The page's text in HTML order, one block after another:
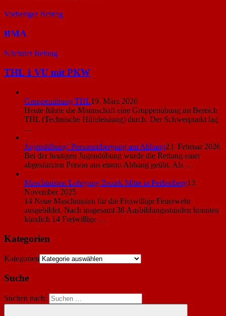
Vorheriger Beitrag
BMA
Nächster Beitrag
THL 1 VU mit PKW
Gruppenübung THL19. März 2026
Heute führte die Mannschaft eine Gruppenübung im Bereich
THL (Technische Hilfeleistung) durch. Der Schwerpunkt lag
…
Jugendübung: Personenbergung am Abhang23. Februar 2026
Bei der heutigen Jugendübung wurde die Rettung einer
abgestürzten Person aus einem Abhang geübt. Als …
Maschinisten-Lehrgang Bezirk Mitte in Peißenberg13.
November 2025
14 Neue Maschinisten für die Freiwillige Feuerwehr
ausgebildet. Nach insgesamt 38 Ausbildungsstunden konnten
kürzlich 14 Freiwillige …
Kategorien
Kategorien
Suche
Suchen nach: